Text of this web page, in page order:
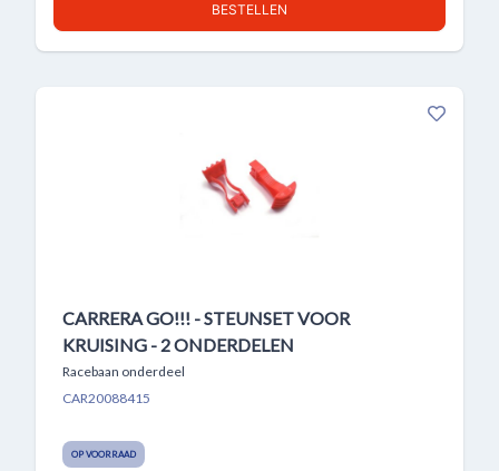
BESTELLEN
CARRERA GO!!! - STEUNSET VOOR
KRUISING - 2 ONDERDELEN
Racebaan onderdeel
CAR20088415
OP VOORRAAD